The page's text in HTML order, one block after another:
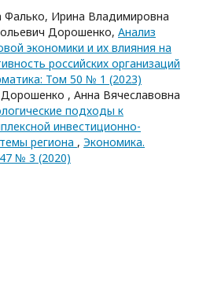
Фалько, Ирина Владимировна
Дорошенко, Анализ
экономики и их влияния на
российских организаций
Том 50 № 1 (2023)
, Анна Вячеславовна
подходы к
инвестиционно-
региона , Экономика.
№ 3 (2020)